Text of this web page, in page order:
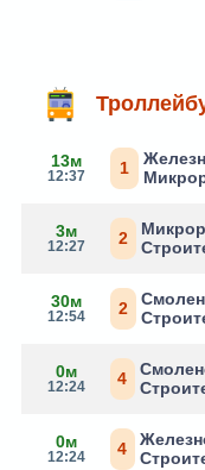
13м
12:37 1
3м
12:27 2
30м
12:54 2
0м
12:24 4
0м
12:24 4